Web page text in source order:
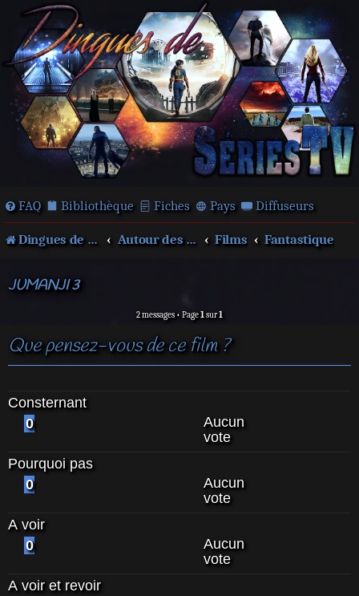
FAQ Bibliothèque Fiches Pays Diffuseurs
Dingues de séries télé ! Autour des films et séries Films Fantastique
JUMANJI 3
2 messages • Page1sur1
Que pensez-vous de ce film ?
Consternant
0
Aucun
vote
Pourquoi pas
0
Aucun
vote
A voir
0
Aucun
vote
A voir et revoir